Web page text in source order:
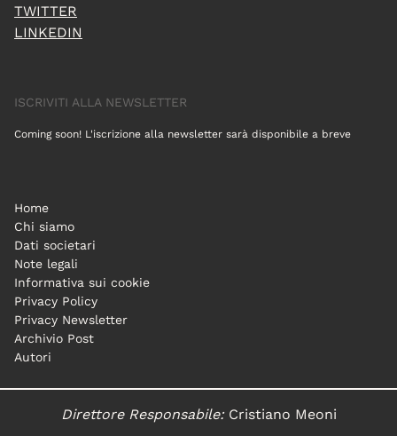
TWITTER
LINKEDIN
ISCRIVITI ALLA NEWSLETTER
Coming soon! L'iscrizione alla newsletter sarà disponibile a breve
Home
Chi siamo
Dati societari
Note legali
Informativa sui cookie
Privacy Policy
Privacy Newsletter
Archivio Post
Autori
Direttore Responsabile:Cristiano Meoni